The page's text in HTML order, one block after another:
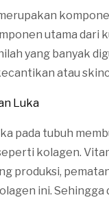
utama dari
yang banyak
atau
Luka
pada tubuh
kolagen.
produksi,
ini. Sehingga